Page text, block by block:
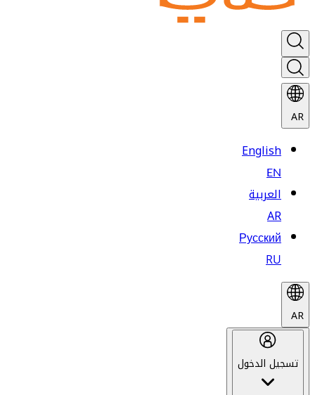
AR
English
EN
العربية
AR
Русский
RU
AR
تسجيل الدخول